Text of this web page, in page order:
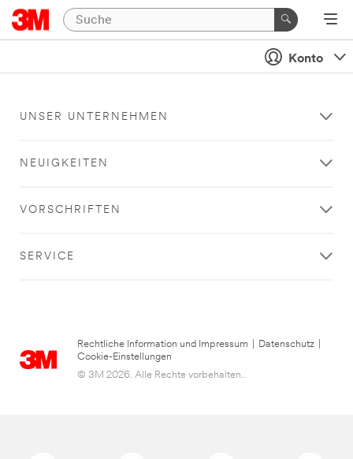
Konto
UNSER UNTERNEHMEN
NEUIGKEITEN
VORSCHRIFTEN
SERVICE
Rechtliche Information und Impressum Datenschutz
Cookie-Einstellungen
© 3M 2026. Alle Rechte vorbehalten..